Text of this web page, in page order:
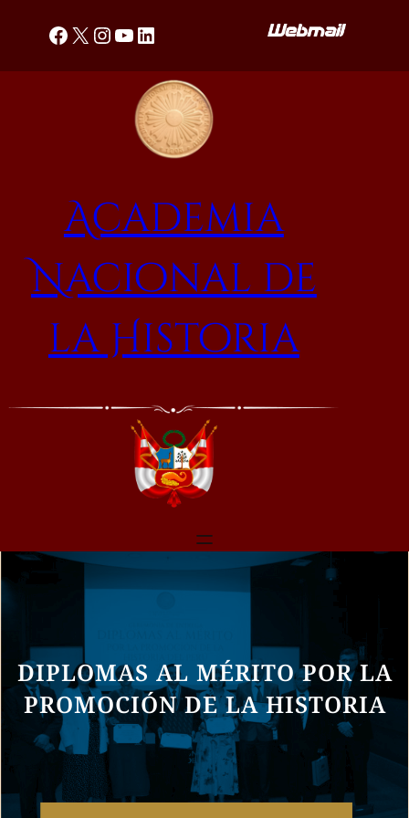
Facebook
X Instagram
YouTube
LinkedIn
Academia
Nacional de
la Historia
DIPLOMAS AL MÉRITO POR LA
PROMOCIÓN DE LA HISTORIA